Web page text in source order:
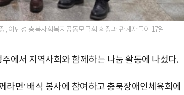
이민성 충북사회복지공동모금회 회장과 관계자들이 17일
에서 지역사회와 함께하는 나눔 활동에 나섰다.
면’ 배식 봉사에 참여하고 충북장애인체육회에